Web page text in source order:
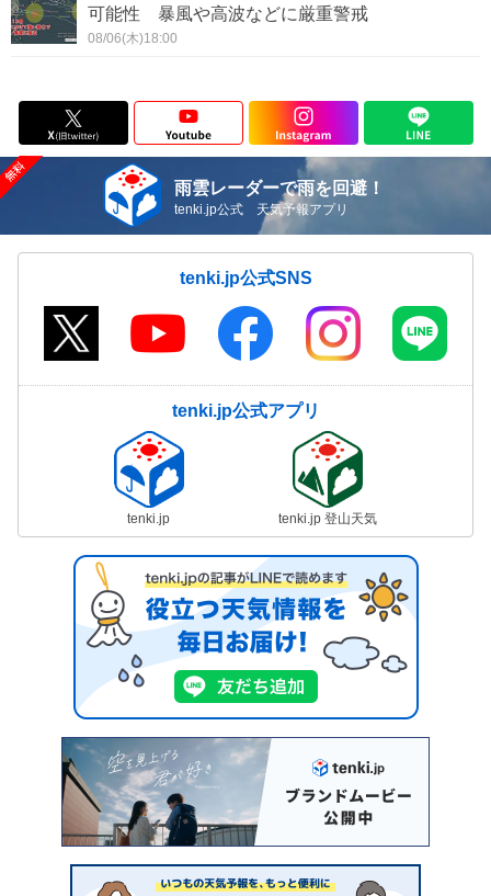
可能性 暴風や高波などに厳重警戒
08/06(木)18:00
雨雲レーダーで雨を回避！
tenki.jp公式 天気予報アプリ
tenki.jp公式SNS
tenki.jp公式アプリ
tenki.jp tenki.jp 登山天気